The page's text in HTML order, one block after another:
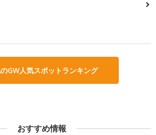
GW人気スポットランキング
おすすめ情報